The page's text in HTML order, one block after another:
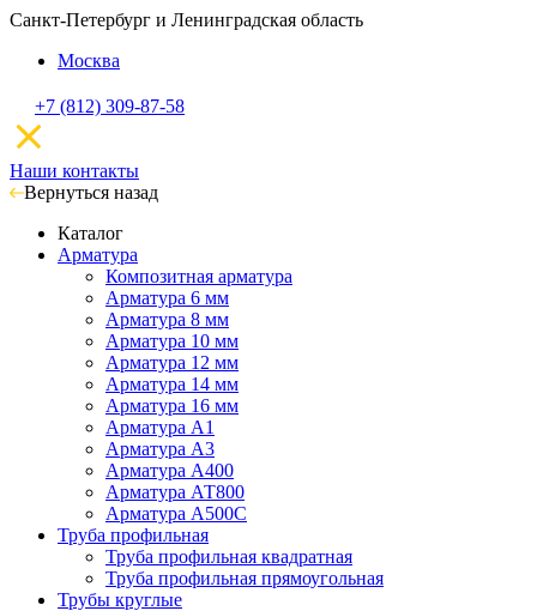
Санкт-Петербург и Ленинградская область
Москва
+7 (812) 309-87-58
Наши контакты
Вернуться назад
Каталог
Арматура
Композитная арматура
Арматура 6 мм
Арматура 8 мм
Арматура 10 мм
Арматура 12 мм
Арматура 14 мм
Арматура 16 мм
Арматура А1
Арматура А3
Арматура А400
Арматура АТ800
Арматура А500С
Труба профильная
Труба профильная квадратная
Труба профильная прямоугольная
Трубы круглые